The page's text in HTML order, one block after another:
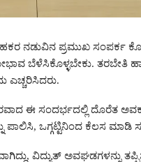
ನಡುವಿನ ಪ್ರಮುಖ ಸಂಪರ್ಕ
ಬೆಳೆಸಿಕೊಳ್ಳಬೇಕು. ತರಬೇತಿ
ಎಚ್ಚರಿಸಿದರು.
ಈ ಸಂದರ್ಭದಲ್ಲಿ ದೊರೆತ
ಒಗ್ಗಟ್ಟಿನಿಂದ ಕೆಲಸ ಮಾಡಿ
ವಿದ್ಯುತ್ ಅವಘಡಗಳನ್ನು